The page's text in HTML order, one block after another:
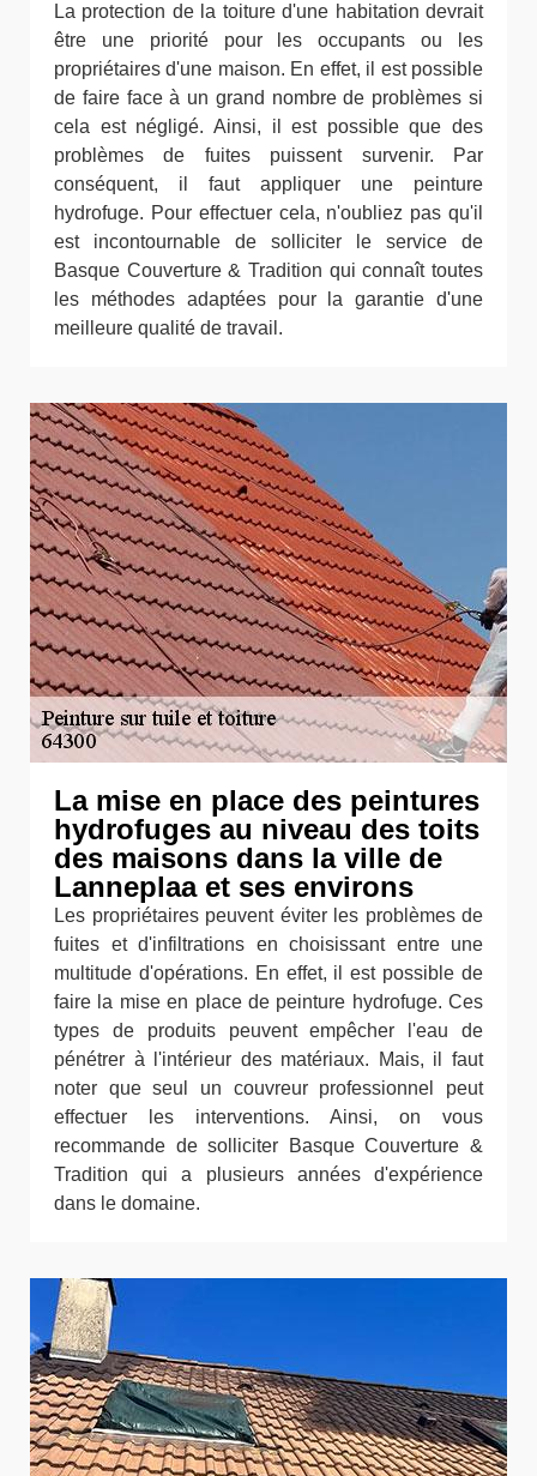
La protection de la toiture d'une habitation devrait
être une priorité pour les occupants ou les
propriétaires d'une maison. En effet, il est possible
de faire face à un grand nombre de problèmes si
cela est négligé. Ainsi, il est possible que des
problèmes de fuites puissent survenir. Par
conséquent, il faut appliquer une peinture
hydrofuge. Pour effectuer cela, n'oubliez pas qu'il
est incontournable de solliciter le service de
Basque Couverture & Tradition qui connaît toutes
les méthodes adaptées pour la garantie d'une
meilleure qualité de travail.
La mise en place des peintures
hydrofuges au niveau des toits
des maisons dans la ville de
Lanneplaa et ses environs
Les propriétaires peuvent éviter les problèmes de
fuites et d'infiltrations en choisissant entre une
multitude d'opérations. En effet, il est possible de
faire la mise en place de peinture hydrofuge. Ces
types de produits peuvent empêcher l'eau de
pénétrer à l'intérieur des matériaux. Mais, il faut
noter que seul un couvreur professionnel peut
effectuer les interventions. Ainsi, on vous
recommande de solliciter Basque Couverture &
Tradition qui a plusieurs années d'expérience
dans le domaine.